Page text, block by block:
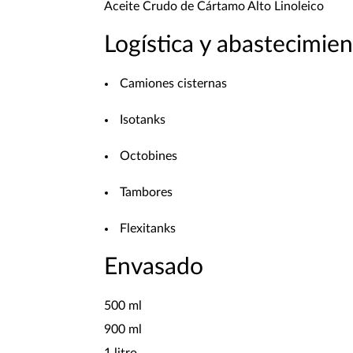
Aceite Crudo de Cártamo Alto Linoleico
Logística y
Camiones cisternas
Isotanks
Octobines
Tambores
Flexitanks
Envasado
500 ml
900 ml